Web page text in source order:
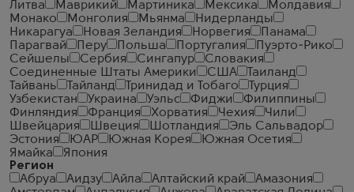
Литва
Маврикий Мартиника Мексика
Молдавия
Монако
Монголия Мьянма
Нидерланды
Никарагуа
Новая Зеландия Норвегия
Панама
Парагвай
Перу Польша Португалия
Пуэрто-Рико
Сейшелы
Сербия Сингапур
Словакия
Соединенные Штаты Америки
США
Таиланд
Тайвань
Тайланд Тринидад и Тобаго
Турция
Узбекистан
Украина Уэльс Фиджи
Филиппины
Финляндия
Франция Хорватия Чехия
Чили
Швейцария
Швеция Шотландия
Эль Сальвадор
Эстония
ЮАР Южная Корея
Южная Осетия
Ямайка
Япония
Регион
Абруа
Аидзу Айла Алтайский край
Амазония